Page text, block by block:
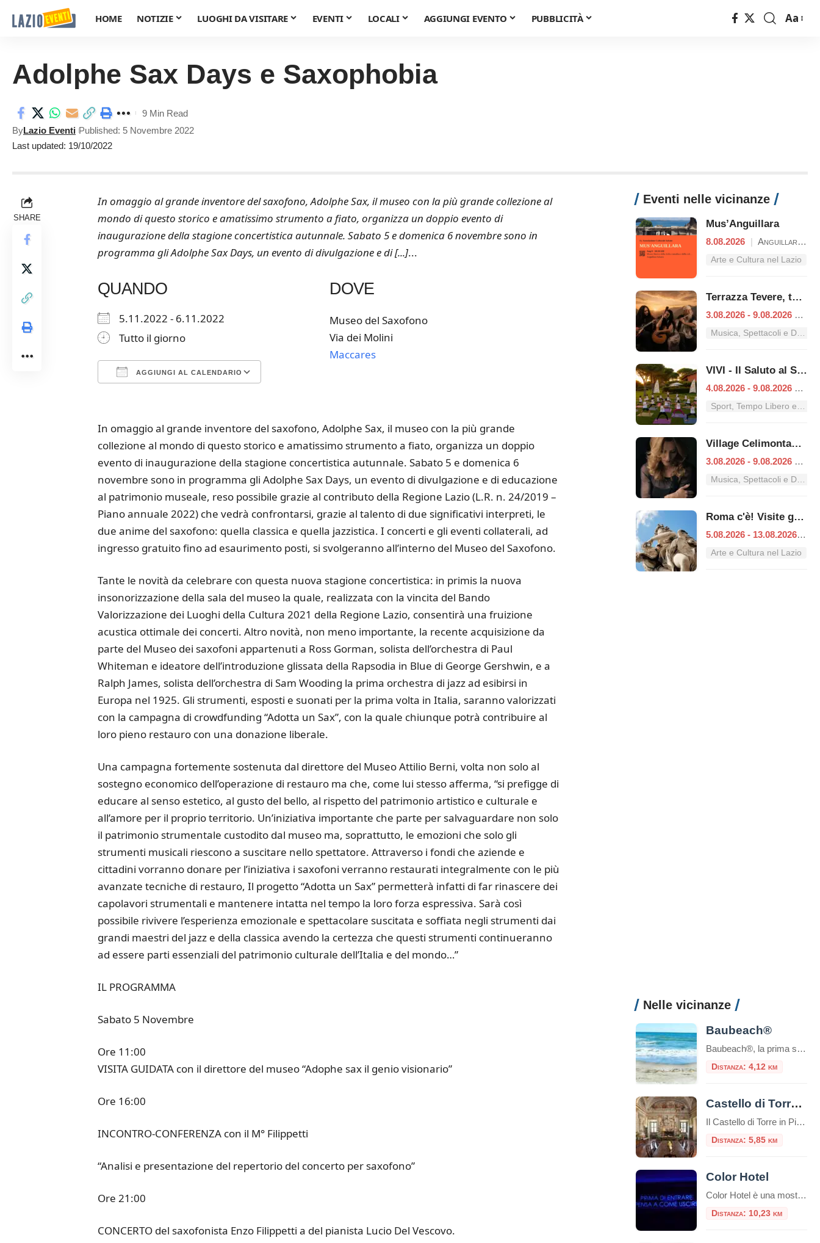
HOME NOTIZIE LUOGHI DA VISITARE EVENTI LOCALI AGGIUNGI EVENTO PUBBLICITÀ
Font
Aa
Adolphe Sax Days e Saxophobia
Last updated: 19/10/2022
ByLazio Eventi Published: 5 Novembre 2022
9 Min Read
SHARE
In omaggio al grande inventore del saxofono, Adolphe Sax, il museo con la più grande collezione al
mondo di questo storico e amatissimo strumento a fiato, organizza un doppio evento di
inaugurazione della stagione concertistica autunnale. Sabato 5 e domenica 6 novembre sono in
programma gli Adolphe Sax Days, un evento di divulgazione e di [...]...
QUANDO
5.11.2022 - 6.11.2022
Tutto il giorno
AGGIUNGI AL CALENDARIO
DOVE
Museo del Saxofono
Via dei Molini
Maccares
In omaggio al grande inventore del saxofono, Adolphe Sax, il museo con la più grande
collezione al mondo di questo storico e amatissimo strumento a fiato, organizza un doppio
evento di inaugurazione della stagione concertistica autunnale. Sabato 5 e domenica 6
novembre sono in programma gli Adolphe Sax Days, un evento di divulgazione e di educazione
al patrimonio museale, reso possibile grazie al contributo della Regione Lazio (L.R. n. 24/2019 –
Piano annuale 2022) che vedrà confrontarsi, grazie al talento di due significativi interpreti, le
due anime del saxofono: quella classica e quella jazzistica. I concerti e gli eventi collaterali, ad
ingresso gratuito fino ad esaurimento posti, si svolgeranno all’interno del Museo del Saxofono.
Tante le novità da celebrare con questa nuova stagione concertistica: in primis la nuova
insonorizzazione della sala del museo la quale, realizzata con la vincita del Bando
Valorizzazione dei Luoghi della Cultura 2021 della Regione Lazio, consentirà una fruizione
acustica ottimale dei concerti. Altro novità, non meno importante, la recente acquisizione da
parte del Museo dei saxofoni appartenuti a Ross Gorman, solista dell’orchestra di Paul
Whiteman e ideatore dell’introduzione glissata della Rapsodia in Blue di George Gershwin, e a
Ralph James, solista dell’orchestra di Sam Wooding la prima orchestra di jazz ad esibirsi in
Europa nel 1925. Gli strumenti, esposti e suonati per la prima volta in Italia, saranno valorizzati
con la campagna di crowdfunding “Adotta un Sax”, con la quale chiunque potrà contribuire al
loro pieno restauro con una donazione liberale.
Una campagna fortemente sostenuta dal direttore del Museo Attilio Berni, volta non solo al
sostegno economico dell’operazione di restauro ma che, come lui stesso afferma, “si prefigge di
educare al senso estetico, al gusto del bello, al rispetto del patrimonio artistico e culturale e
all’amore per il proprio territorio. Un’iniziativa importante che parte per salvaguardare non solo
il patrimonio strumentale custodito dal museo ma, soprattutto, le emozioni che solo gli
strumenti musicali riescono a suscitare nello spettatore. Attraverso i fondi che aziende e
cittadini vorranno donare per l’iniziativa i saxofoni verranno restaurati integralmente con le più
avanzate tecniche di restauro, Il progetto “Adotta un Sax” permetterà infatti di far rinascere dei
capolavori strumentali e mantenere intatta nel tempo la loro forza espressiva. Sarà così
possibile rivivere l’esperienza emozionale e spettacolare suscitata e soffiata negli strumenti dai
grandi maestri del jazz e della classica avendo la certezza che questi strumenti continueranno
ad essere parti essenziali del patrimonio culturale dell’Italia e del mondo…”
IL PROGRAMMA
Sabato 5 Novembre
Ore 11:00
VISITA GUIDATA con il direttore del museo “Adophe sax il genio visionario”
Ore 16:00
INCONTRO-CONFERENZA con il M° Filippetti
“Analisi e presentazione del repertorio del concerto per saxofono”
Ore 21:00
CONCERTO del saxofonista Enzo Filippetti a del pianista Lucio Del Vescovo.
Eventi nelle vicinanze
Mus’Anguillara
8.08.2026 | Anguillara Sabazia
Arte e Cultura nel Lazio
Terrazza Tevere, tutti i concerti dal 3 al 9 agosto
3.08.2026 - 9.08.2026 |
Musica, Spettacoli e Danza nel Lazio
VIVI - Il Saluto al Sole
4.08.2026 - 9.08.2026 |
Sport, Tempo Libero e Divertimento nel Lazio
Village Celimontana: gli appuntamenti dal 3 al 9 agosto
3.08.2026 - 9.08.2026 |
Musica, Spettacoli e Danza nel Lazio
Roma c'è! Visite guidate (anche per bambini) dal 5 al 13 agosto 2026
5.08.2026 - 13.08.2026
|
Arte e Cultura nel Lazio
Nelle vicinanze
Baubeach®
Baubeach®, la prima spiaggia in Italia per cani liberi e felici, a Maccarese, Comune di Fiumicino, è aperta e attende i suoi amati Soci. Il momento migliore dell’anno per godere della elioterapia è proprio questo, quindi l’Associazione Baubeach Village ha affrettato tutte le pratiche di ricomposizione della struttura, che ogni anno viene totalmente smontata dal […]
Distanza: 4,12 km
Castello di Torre in Pietra
Il Castello di Torre in Pietra (o Castello Falconieri) è un antico castello situato nella regione del Lazio, in Italia. Si trova a circa 30 chilometri a nord-ovest di Roma, vicino al comune di Fiumicino. Il castello prende il nome dalla torre di difesa in pietra, che è l’elemento principale dell’edificio. La sua costruzione risale […]
Distanza: 5,85 km
Color Hotel
Color Hotel è una mostra interattiva permanente composta da 11 sale tematiche che prende le sembianze di un hotel incantevole! Una sorprendente area interattiva permanente dedicata al gioco e al puro divertimento. E’ ospitato negli spazi di The Wow Side Shopping Centre (ex Parco Leonardo) a Fiumicino. Al confine tra realtà e sogno, questo spazio di 4.000 mq, custodisce al suo interno incredibili sorprese […]
Distanza: 10,23 km